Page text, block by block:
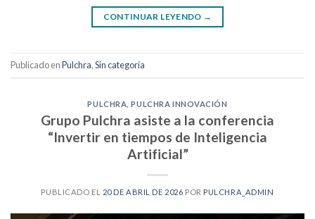
CONTINUAR LEYENDO →
Publicado enPulchra,Sin categoría
PULCHRA ,PULCHRA INNOVACIÓN
Grupo Pulchra asiste a la conferencia
“Invertir en tiempos de Inteligencia
Artificial”
PUBLICADO EL 20 DE ABRIL DE 2026 POR PULCHRA_ADMIN